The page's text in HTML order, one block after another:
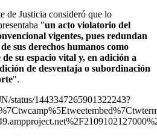
de Justicia consideró que lo
"un acto violatorio del
vigentes, pues redundan
sus derechos humanos como
su espacio vital y, en adición a
de desventaja o subordinación
".
status/1443347265901322243?